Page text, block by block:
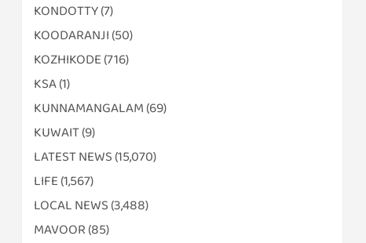
KONDOTTY(7)
KOODARANJI (50)
KOZHIKODE (716)
KSA(1)
KUNNAMANGALAM (69)
KUWAIT(9)
LATEST NEWS (15,070)
LIFE (1,567)
LOCAL NEWS (3,488)
MAVOOR (85)